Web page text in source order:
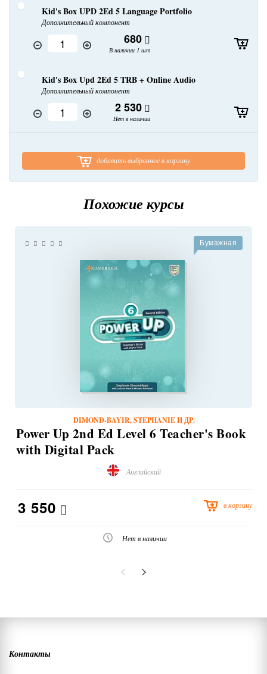
Kid's Box UPD 2Ed 5 Language Portfolio
Дополнительный компонент
680
В наличии 1 шт
Kid's Box Upd 2Ed 5 TRB + Online Audio
Дополнительный компонент
2 530
Нет в наличии
добавить выбранное в корзину
Похожие курсы
Бумажная
DIMOND-BAYIR, STEPHANIE И ДР.
Power Up 2nd Ed Level 6 Teacher's Book
with Digital Pack
Английский
3 550 в корзину
Нет в наличии
Контакты